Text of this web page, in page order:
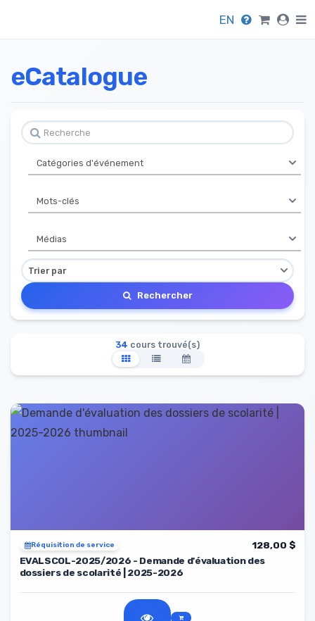
EN
eCatalogue
Rechercher
34 cours trouvé(s)
Réquisition de service
128,00 $
EVALSCOL-2025/2026 - Demande d'évaluation des
dossiers de scolarité | 2025-2026